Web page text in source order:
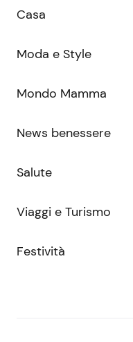
Casa
Moda e Style
Mondo Mamma
News benessere
Salute
Viaggi e Turismo
Festività